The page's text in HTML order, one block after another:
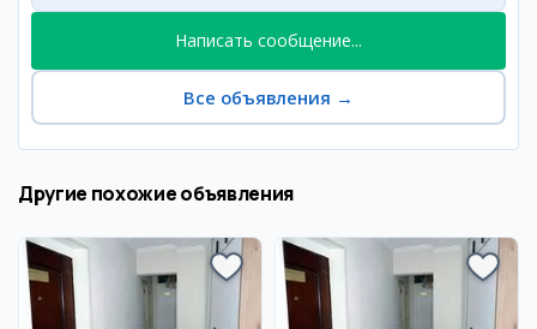
Написать сообщение...
Все объявления →
Другие похожие объявления